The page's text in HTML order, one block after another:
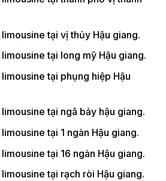
tại vị thủy Hậu giang.
tại long mỹ Hậu giang.
tại phụng hiệp Hậu
tại ngã bảy hậu giang.
tại 1 ngàn Hậu giang.
tại 16 ngàn Hậu giang.
tại rạch ròi Hậu giang.